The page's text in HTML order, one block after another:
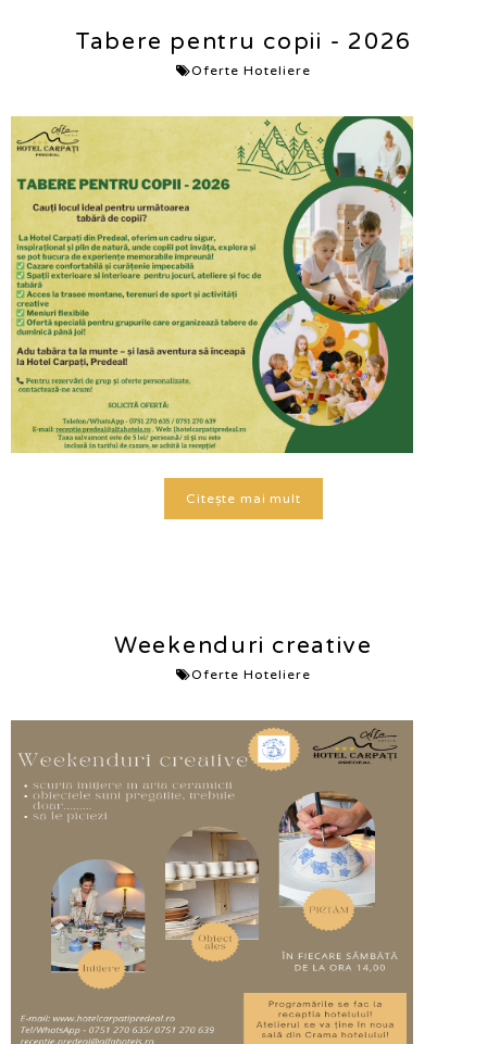
Tabere pentru copii - 2026
Oferte Hoteliere
Citește mai mult
Weekenduri creative
Oferte Hoteliere